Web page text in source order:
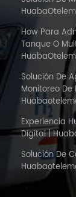
How Para
Tanque O
Solución De
Monitoreo De
Experiencia
Digital |
Solución De